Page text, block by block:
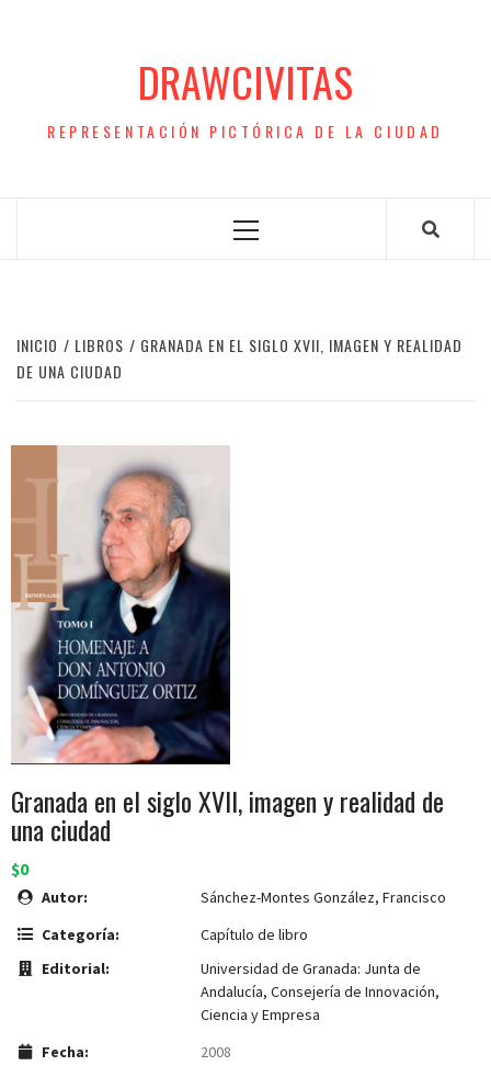
DRAWCIVITAS
REPRESENTACIÓN PICTÓRICA DE LA CIUDAD
Menú
INICIO LIBROS
GRANADA EN EL SIGLO XVII, IMAGEN Y REALIDAD
DE UNA CIUDAD
Granada en el siglo XVII, imagen y realidad de
una ciudad
$0
Autor:
Sánchez-Montes González, Francisco
Categoría:
Capítulo de libro
Editorial:
Universidad de Granada: Junta de
Andalucía, Consejería de Innovación,
Ciencia y Empresa
Fecha:
2008